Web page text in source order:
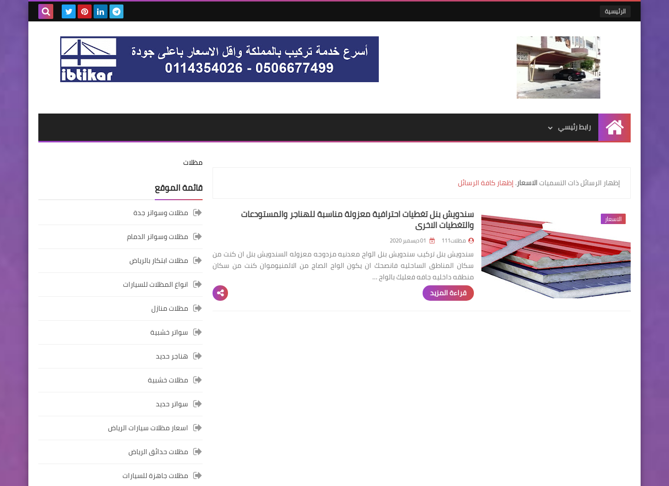
الرئيسية
الرئيسية
رابط رئيسي
‏إظهار الرسائل ذات التسمياتالاسعار.إظهار كافة الرسائل
الاسعار سندويش بنل تغطيات احترافية معزولة مناسبة للهناجر والمستودعات
والتغطيات الاخرى
مظلات111
سندويش بنل تركيب سندويش بنل الواح معدنيه مزدوجه معزوله السندويش بنل ان كنت من
سكان المناطق الساحليه فانصحك ان يكون الواح الصاج من الالمنيوموان كنت من سكان
منطقه داخليه جافه فعليك بالواح …
قراءة المزيد
مظلات
قائمة الموقع
مظلات وسواتر جدة
مظلات وسواتر الدمام
مظلات ابتكار بالرياض
انواع المظلات للسيارات
مظلات منازل
سواتر خشبية
هناجر حديد
مظلات خشبية
سواتر حديد
اسعار مظلات سيارات الرياض
مظلات حدائق الرياض
مظلات جاهزة للسيارات